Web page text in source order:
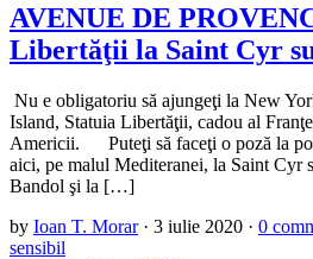
AVENUE DE
Libertăţii la Saint Cyr
Nu e obligatoriu să ajungeţi la New
Island, Statuia Libertăţii, cadou al
Americii. Puteţi să faceţi o poză la
aici, pe malul Mediteranei, la Saint Cyr
Bandol şi la […]
by Ioan T. Morar · 3 iulie 2020 · 0
sensibil